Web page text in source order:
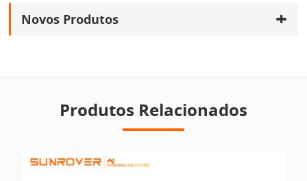
Novos Produtos
Produtos Relacionados